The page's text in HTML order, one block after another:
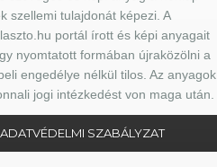
szellemi tulajdonát képezi. A
portál írott és képi anyagait
nyomtatott formában újraközölni a
engedélye nélkül tilos. Az anyagok
jogi intézkedést von maga után.
ADATVÉDELMI SZABÁLYZAT